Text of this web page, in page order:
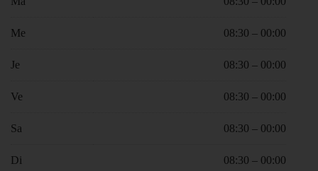
Me 08:30 – 00:00
Je 08:30 – 00:00
Ve 08:30 – 00:00
Sa 08:30 – 00:00
Di 08:30 – 00:00